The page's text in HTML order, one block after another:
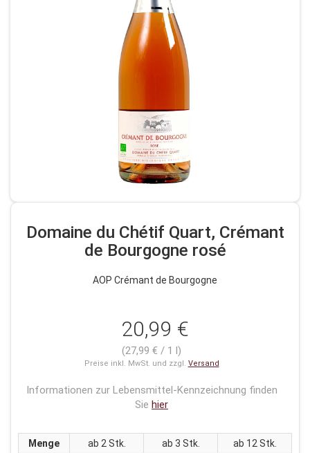
Domaine du Chétif Quart, Crémant
de Bourgogne rosé
AOP Crémant de Bourgogne
20,99 €
(27,99 € / 1 l)
Preise inkl. MwSt. und zzgl. Versand
Informationen zur Lebensmittel-Kennzeichnung finden
Sie hier
Menge ab 2 Stk. ab 3 Stk. ab 12 Stk.